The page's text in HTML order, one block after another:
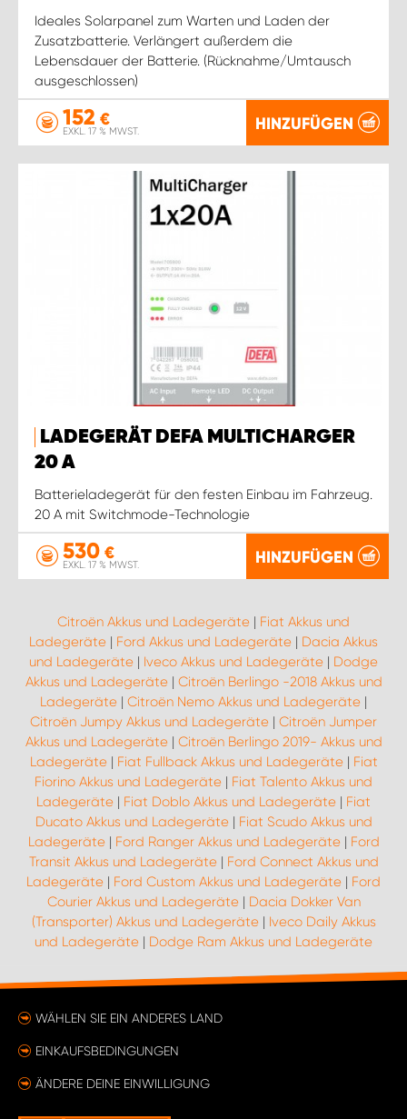
Ideales Solarpanel zum Warten und Laden der
Zusatzbatterie. Verlängert außerdem die
Lebensdauer der Batterie. (Rücknahme/Umtausch
ausgeschlossen)
152 €
EXKL. 17 % MWST. HINZUFÜGEN
LADEGERÄT DEFA MULTICHARGER
20 A
Batterieladegerät für den festen Einbau im Fahrzeug.
20 A mit Switchmode-Technologie
530 €
EXKL. 17 % MWST. HINZUFÜGEN
Citroën Akkus und Ladegeräte | Fiat Akkus und
Ladegeräte | Ford Akkus und Ladegeräte | Dacia Akkus
und Ladegeräte | Iveco Akkus und Ladegeräte | Dodge
Akkus und Ladegeräte| Citroën Berlingo -2018 Akkus und
Ladegeräte | Citroën Nemo Akkus und Ladegeräte |
Citroën Jumpy Akkus und Ladegeräte | Citroën Jumper
Akkus und Ladegeräte| Citroën Berlingo 2019- Akkus und
Ladegeräte| Fiat Fullback Akkus und Ladegeräte| Fiat
Fiorino Akkus und Ladegeräte | Fiat Talento Akkus und
Ladegeräte | Fiat Doblo Akkus und Ladegeräte | Fiat
Ducato Akkus und Ladegeräte| Fiat Scudo Akkus und
Ladegeräte| Ford Ranger Akkus und Ladegeräte| Ford
Transit Akkus und Ladegeräte| Ford Connect Akkus und
Ladegeräte | Ford Custom Akkus und Ladegeräte | Ford
Courier Akkus und Ladegeräte| Dacia Dokker Van
(Transporter) Akkus und Ladegeräte| Iveco Daily Akkus
und Ladegeräte | Dodge Ram Akkus und Ladegeräte
WÄHLEN SIE EIN ANDERES LAND
EINKAUFSBEDINGUNGEN
ÄNDERE DEINE EINWILLIGUNG